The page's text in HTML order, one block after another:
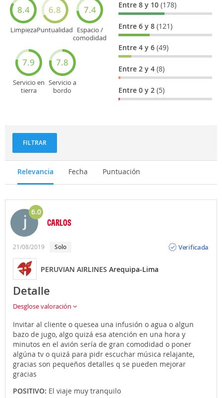
8.4
Limpieza
6.8
Puntualidad
7.4
Espacio /
comodidad
7.9
Servicio en
tierra
7.8
Servicio a
bordo
Entre 8 y 10(178)
Entre 6 y 8(121)
Entre 4 y 6(49)
Entre 2 y 4(8)
Entre 0 y 2(5)
FILTRAR
Relevancia Fecha Puntuación
6.0
CARLOS
21/08/2019 Solo
Verificada
PERUVIAN AIRLINES Arequipa-Lima
Detalle
Desglose valoración
Invitar al cliente o quesea una infusión o agua o algun
bazo de jugo, algo quizá esa atención en una hora y
minutos en el avión sería de gran comodidad o poner
algúna tv o quizá para pidr escuchar música relajante,
gracias son pequeños detalles q se pueden mejorar
gracias
POSITIVO: El viaje muy tranquilo